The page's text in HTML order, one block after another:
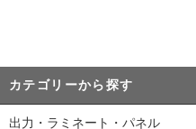
カテゴリーから探す
出力・ラミネート・パネル